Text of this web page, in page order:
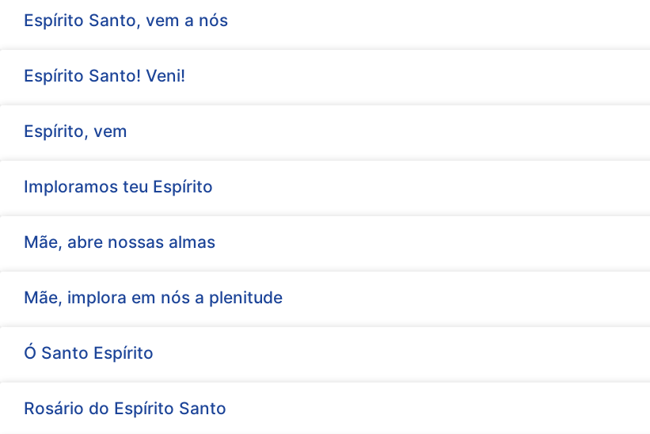
Espírito Santo, vem a nós
Espírito Santo! Veni!
Espírito, vem
Imploramos teu Espírito
Mãe, abre nossas almas
Mãe, implora em nós a plenitude
Ó Santo Espírito
Rosário do Espírito Santo